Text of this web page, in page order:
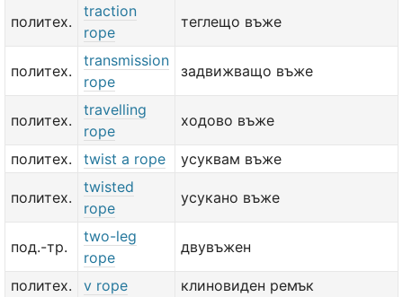
политех.
traction
rope
теглещо въже
политех.
transmission
rope
задвижващо въже
политех.
travelling
rope
ходово въже
политех. twist a rope усуквам въже
политех.
twisted
rope
усукано въже
под.-тр.
two-leg
rope
двувъжен
политех. v rope клиновиден ремък